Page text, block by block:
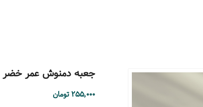
جعبه دمنوش عمر خضر
۲۵۵,۰۰۰ تومان